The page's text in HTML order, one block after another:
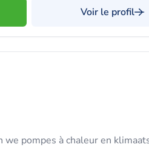
Voir le profil
pompes à chaleur en